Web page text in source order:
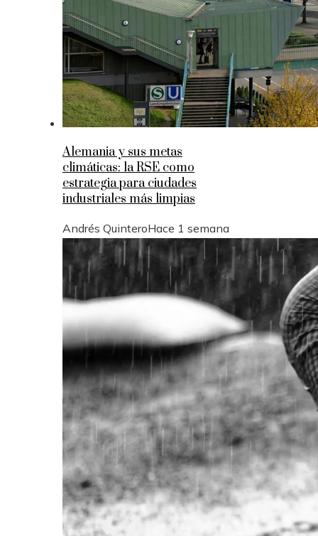
Alemania y sus metas
climáticas: la RSE como
estrategia para ciudades
industriales más limpias
Andrés QuinteroHace 1 semana